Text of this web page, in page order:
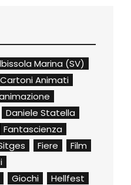
Marina (SV)
Cartoni Animati
Daniele Statella
Fantascienza
Fiere
Film
Giochi
Hellfest